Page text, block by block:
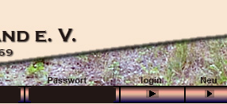
Schön, dass Sie da sind! ···